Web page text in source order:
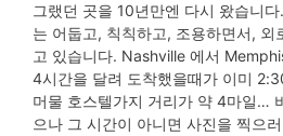
그랬던 곳을 10년만엔 다시 왔습니
는 어둡고, 칙칙하고, 조용하면서, 외
고 있습니다. Nashville 에서
4시간을 달려 도착했을때가 이미
머물 호스텔가지 거리가 약 4마일…
으나 그 시간이 아니면 사진을 찍으